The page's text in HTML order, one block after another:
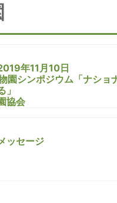
年11月10日
園シンポジウム「ナショ
」
協会
ッセージ